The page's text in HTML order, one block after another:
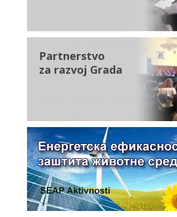
Partnerstvo
za razvoj Grada